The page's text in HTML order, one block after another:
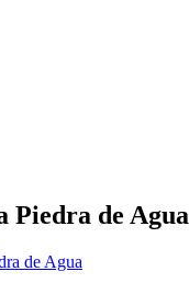
Piedra de Agua
de Agua